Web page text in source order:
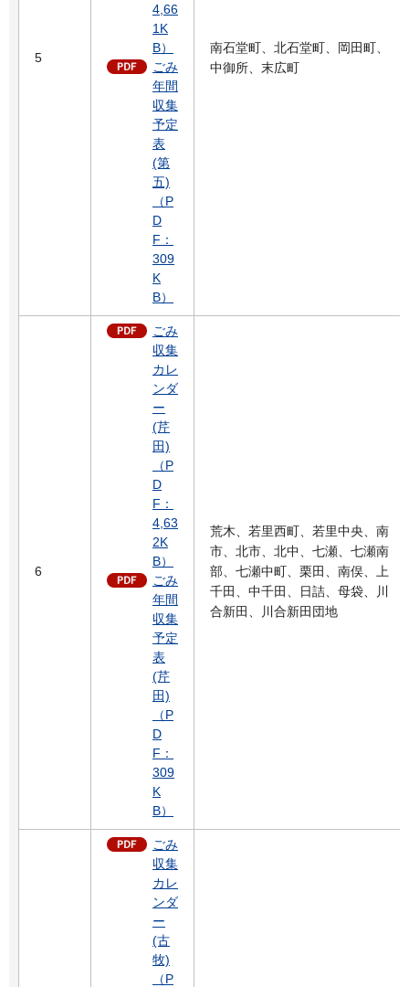
5
4,66
1K
B）
ごみ
年間
収集
予定
表
(第
五)
（P
D
F：
309
K
B）
南石堂町、北石堂町、岡田町、
中御所、末広町
6
ごみ
収集
カレ
ンダ
ー
(芹
田)
（P
D
F：
4,63
2K
B）
ごみ
年間
収集
予定
表
(芹
田)
（P
D
F：
309
K
B）
荒木、若里西町、若里中央、南
市、北市、北中、七瀬、七瀬南
部、七瀬中町、栗田、南俣、上
千田、中千田、日詰、母袋、川
合新田、川合新田団地
ごみ
収集
カレ
ンダ
ー
(古
牧)
（P